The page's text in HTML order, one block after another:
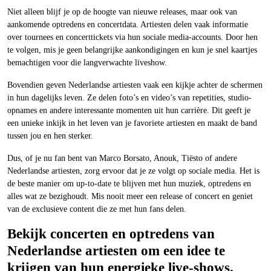
Niet alleen blijf je op de hoogte van nieuwe releases, maar ook van
aankomende optredens en concertdata. Artiesten delen vaak informatie
over tournees en concerttickets via hun sociale media-accounts. Door hen
te volgen, mis je geen belangrijke aankondigingen en kun je snel kaartjes
bemachtigen voor die langverwachte liveshow.
Bovendien geven Nederlandse artiesten vaak een kijkje achter de schermen
in hun dagelijks leven. Ze delen foto’s en video’s van repetities, studio-
opnames en andere interessante momenten uit hun carrière. Dit geeft je
een unieke inkijk in het leven van je favoriete artiesten en maakt de band
tussen jou en hen sterker.
Dus, of je nu fan bent van Marco Borsato, Anouk, Tiësto of andere
Nederlandse artiesten, zorg ervoor dat je ze volgt op sociale media. Het is
de beste manier om up-to-date te blijven met hun muziek, optredens en
alles wat ze bezighoudt. Mis nooit meer een release of concert en geniet
van de exclusieve content die ze met hun fans delen.
Bekijk concerten en optredens van
Nederlandse artiesten om een idee te
krijgen van hun energieke live-shows.